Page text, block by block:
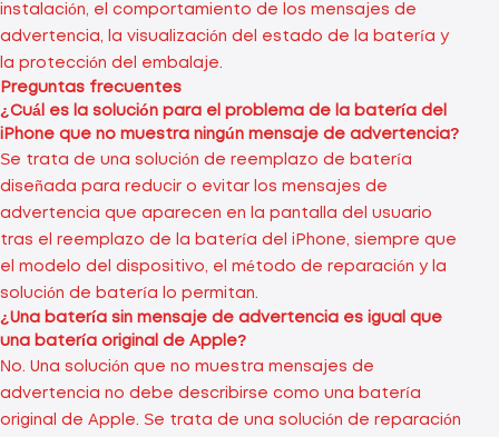
instalación, el comportamiento de los mensajes de
advertencia, la visualización del estado de la batería y
la protección del embalaje.
Preguntas frecuentes
¿Cuál es la solución para el problema de la batería del
iPhone que no muestra ningún mensaje de advertencia?
Se trata de una solución de reemplazo de batería
diseñada para reducir o evitar los mensajes de
advertencia que aparecen en la pantalla del usuario
tras el reemplazo de la batería del iPhone, siempre que
el modelo del dispositivo, el método de reparación y la
solución de batería lo permitan.
¿Una batería sin mensaje de advertencia es igual que
una batería original de Apple?
No. Una solución que no muestra mensajes de
advertencia no debe describirse como una batería
original de Apple. Se trata de una solución de reparación